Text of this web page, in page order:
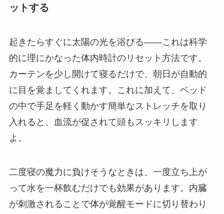
ットする
起きたらすぐに太陽の光を浴びる——これは科学
的に理にかなった体内時計のリセット方法です。
カーテンを少し開けて寝るだけで、朝日が自動的
に目を覚ましてくれます。これに加えて、ベッド
の中で手足を軽く動かす簡単なストレッチを取り
入れると、血流が促されて頭もスッキリします
よ。
二度寝の魔力に負けそうなときは、一度立ち上が
って水を一杯飲むだけでも効果があります。内臓
が刺激されることで体が覚醒モードに切り替わり